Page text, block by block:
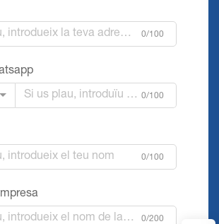
0/100
0/100
0/100
0/200